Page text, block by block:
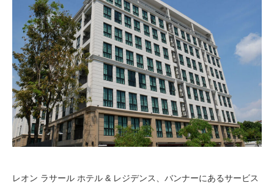
レオン ラサール ホテル & レジデンス、バンナーにあるサービス